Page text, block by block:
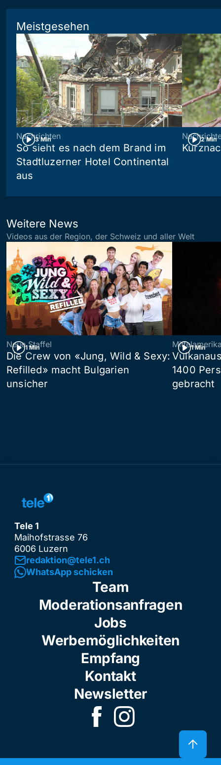
Meistgesehen
3 Min
Nachrichten
So sieht es nach dem Brand im
Stadtluzerner Hotel Continental
aus
2 Min
Weitere News
Videos aus der Region, der Schweiz und aller Welt
1 Min
Neue Staffel
Die Crew von «Jung, Wild & Sexy:
Refilled» macht Bulgarien
unsicher
1 Min
1400
gebracht
Tele 1
Maihofstrasse 76
6006 Luzern
redaktion@tele1.ch
WhatsApp schicken
Team
Moderationsanfragen
Jobs
Werbemöglichkeiten
Empfang
Kontakt
Newsletter